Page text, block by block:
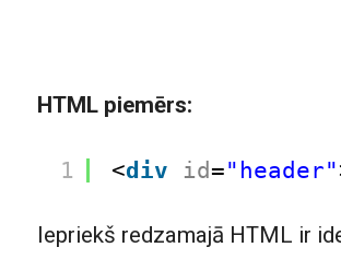
HTML piemērs:
1 <div id="header"
Iepriekš redzamajā HTML ir